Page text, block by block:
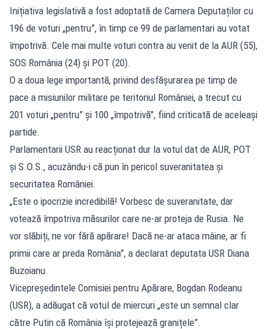
Inițiativa legislativă a fost adoptată de Camera Deputaților cu
196 de voturi „pentru”, în timp ce 99 de parlamentari au votat
împotrivă. Cele mai multe voturi contra au venit de la AUR (55),
SOS România (24) și POT (20).
O a doua lege importantă, privind desfășurarea pe timp de
pace a misiunilor militare pe teritoriul României, a trecut cu
201 voturi „pentru” și 100 „împotrivă”, fiind criticată de aceleași
partide.
Parlamentarii USR au reacționat dur la votul dat de AUR, POT
și S.O.S., acuzându-i că pun în pericol suveranitatea și
securitatea României.
„Este o ipocrizie incredibilă! Vorbesc de suveranitate, dar
votează împotriva măsurilor care ne-ar proteja de Rusia. Ne
vor slăbiți, ne vor fără apărare! Dacă ne-ar ataca mâine, ar fi
primii care ar preda România”, a declarat deputata USR Diana
Buzoianu.
Vicepreședintele Comisiei pentru Apărare, Bogdan Rodeanu
(USR), a adăugat că votul de miercuri „este un semnal clar
către Putin că România își protejează granițele”.